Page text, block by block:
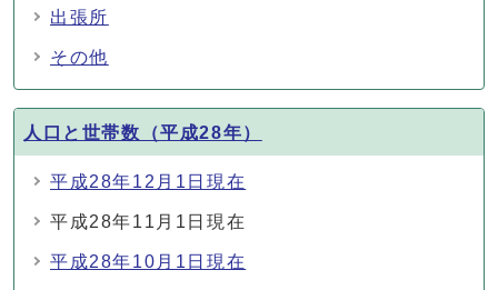
出張所
その他
人口と世帯数（平成28年）
平成28年12月1日現在
平成28年11月1日現在
平成28年10月1日現在